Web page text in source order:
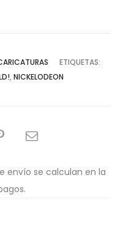
ETIQUETAS:
, NICKELODEON
envío se calculan en la